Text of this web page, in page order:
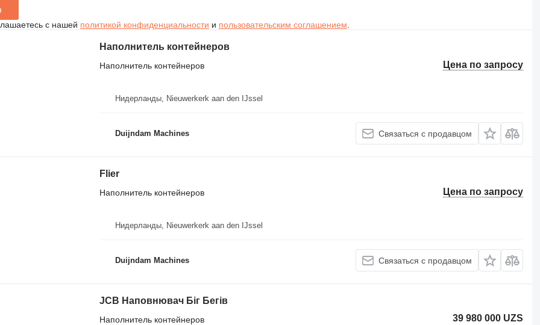
с нашей политикой конфиденциальности и пользовательским соглашением
Наполнитель контейнеров
Цена по запросу
Наполнитель контейнеров
Нидерланды, Nieuwerkerk aan den IJssel
Duijndam Machines Связаться с продавцом
Flier
Цена по запросу
Наполнитель контейнеров
Нидерланды, Nieuwerkerk aan den IJssel
Duijndam Machines Связаться с продавцом
JCB Наповнювач Біг Бегів
39 980 000 UZS
Наполнитель контейнеров